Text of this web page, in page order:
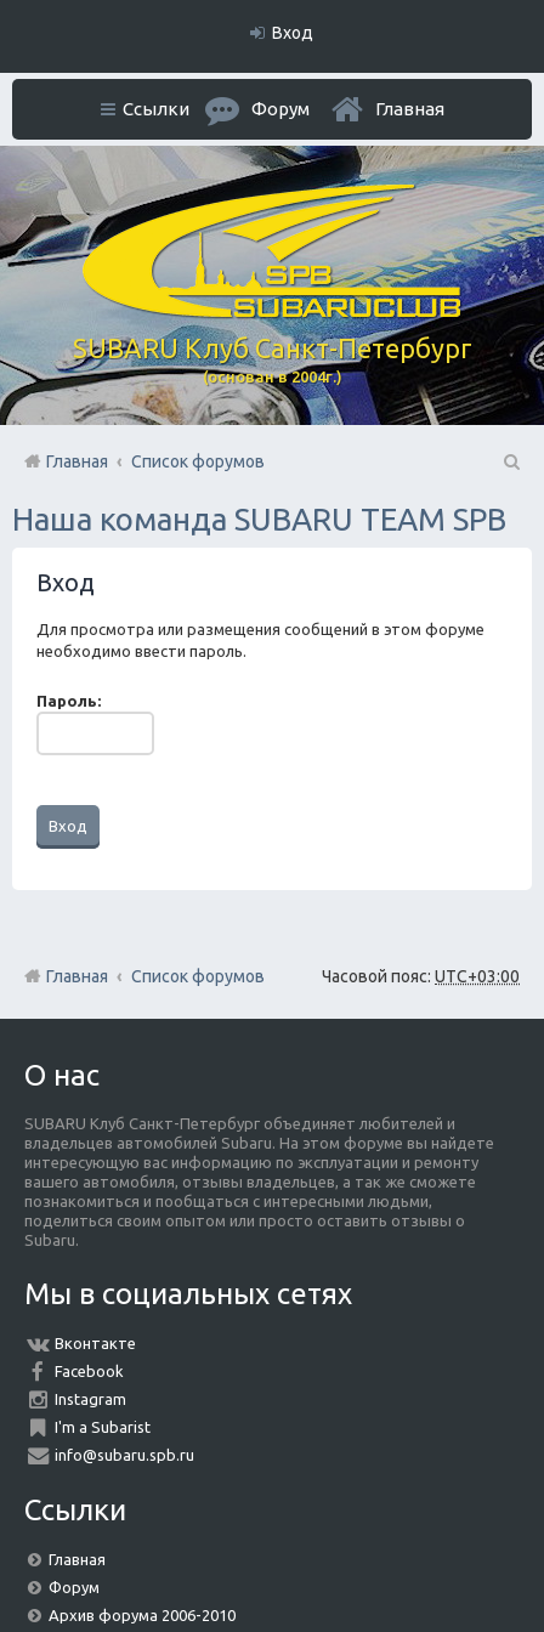
Вход
SUBARU Клуб Санкт-Петербург
(основан в 2004г.)
Ссылки Форум Главная
Главная
Список форумов
ои
Наша команда SUBARU TEAM SPB
Вход
Для просмотра или размещения сообщений в этом форуме
необходимо ввести пароль.
Пароль:
Часовой пояс: UTC+03:00
Главная Список форумов
О нас
SUBARU Клуб Санкт-Петербург объединяет любителей и
владельцев автомобилей Subaru. На этом форуме вы найдете
интересующую вас информацию по эксплуатации и ремонту
вашего автомобиля, отзывы владельцев, а так же сможете
познакомиться и пообщаться с интересными людьми,
поделиться своим опытом или просто оставить отзывы о
Subaru.
Мы в социальных сетях
Вконтакте
Facebook
Instagram
I'm a Subarist
info@subaru.spb.ru
Ссылки
Главная
Форум
Архив форума 2006-2010